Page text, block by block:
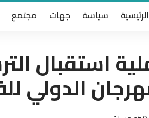
الرئيسية سياسة جهات مجتمع
استقبال
الدولي